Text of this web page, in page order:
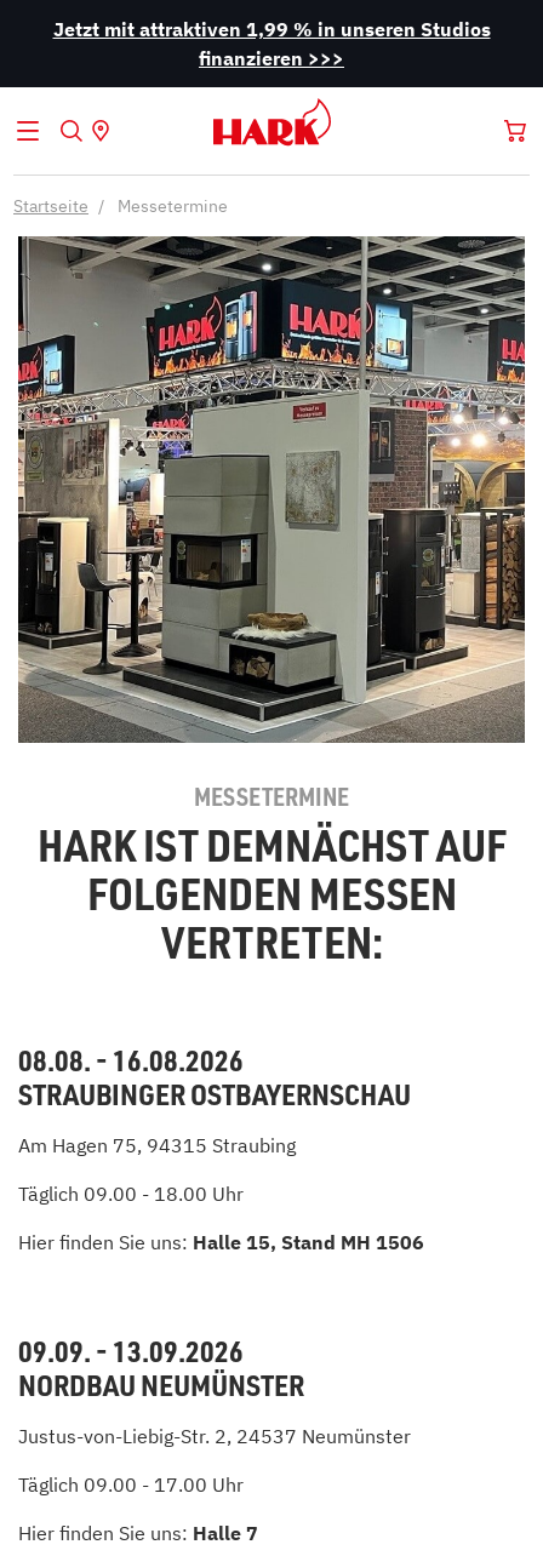
Jetzt mit attraktiven 1,99 % in unseren Studios
finanzieren >>>
Startseite Messetermine
MESSETERMINE
HARK IST DEMNÄCHST AUF
FOLGENDEN MESSEN
VERTRETEN:
08.08. - 16.08.2026
STRAUBINGER OSTBAYERNSCHAU
Am Hagen 75, 94315 Straubing
Täglich 09.00 - 18.00 Uhr
Hier finden Sie uns: Halle 15, Stand MH 1506
09.09. - 13.09.2026
NORDBAU NEUMÜNSTER
Justus-von-Liebig-Str. 2, 24537 Neumünster
Täglich 09.00 - 17.00 Uhr
Hier finden Sie uns: Halle 7